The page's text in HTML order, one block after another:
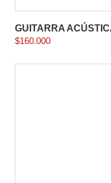
GUITARRA
$160.000